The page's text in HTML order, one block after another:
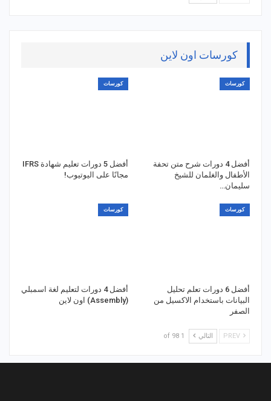
كورسات اون لاين
كورسات
أفضل 4 دورات شرح متن تحفة
الأطفال والغلمان للشيخ
سليمان…
كورسات
أفضل 5 دورات تعليم شهادة IFRS
مجانًا على اليوتيوب!
كورسات
أفضل 6 دورات تعلم تحليل
البيانات باستخدام الاكسيل من
الصفر
كورسات
أفضل 4 دورات لتعليم لغة اسمبلي
(Assembly) اون لاين
التالي 1 of 98